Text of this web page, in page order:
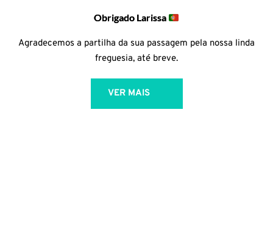
Obrigado Larissa
Agradecemos a partilha da sua passagem pela nossa linda
freguesia, até breve.
VER MAIS